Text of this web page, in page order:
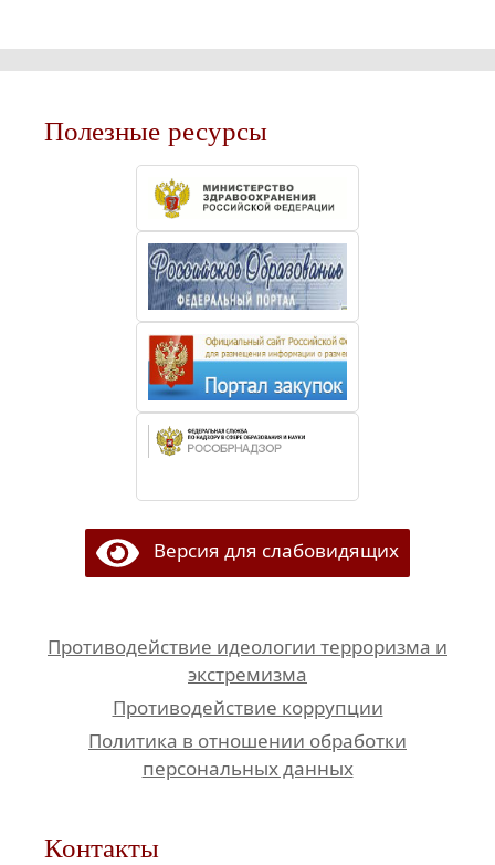
Полезные ресурсы
Версия для слабовидящих
Противодействие идеологии терроризма и
экстремизма
Противодействие коррупции
Политика в отношении обработки
персональных данных
Контакты